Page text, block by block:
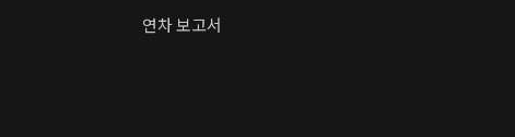
연차 보고서